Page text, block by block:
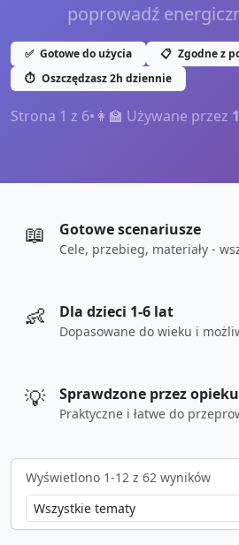
poprowadź
✅ Gotowe do użycia 📋 Zgodne z
⏱️ Oszczędzasz 2h dziennie
Strona 1 z 6• 👩‍🏫 Używane przez
📖 Gotowe scenariusze
Cele, przebieg, materiały -
👶 Dla dzieci 1-6 lat
Dopasowane do wieku i
💡 Sprawdzone przez
Praktyczne i łatwe do
Wyświetlono 1-12 z 62 wyników